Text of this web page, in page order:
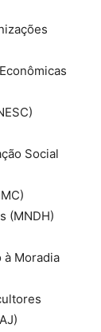
Social
(MNDH)
à Moradia